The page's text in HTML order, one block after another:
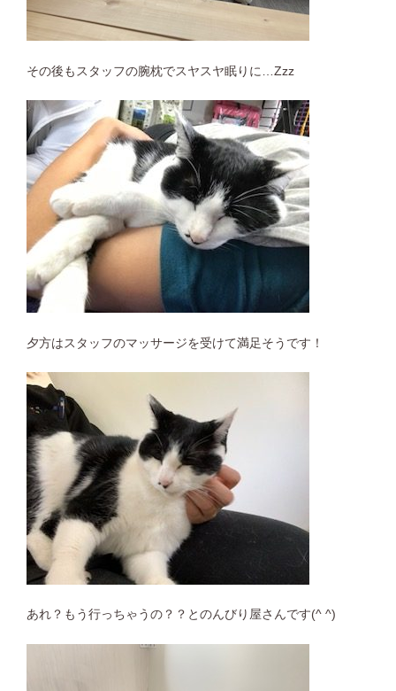
その後もスタッフの腕枕でスヤスヤ眠りに…Zzz
夕方はスタッフのマッサージを受けて満足そうです！
あれ？もう行っちゃうの？？とのんびり屋さんです(^ ^)